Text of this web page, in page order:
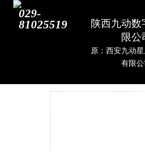
029-
81025519
陕西九动数
限公
原：西安九动
有限公